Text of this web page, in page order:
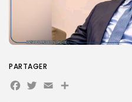
PARTAGER
Facebook
Twitter
EmailPartager